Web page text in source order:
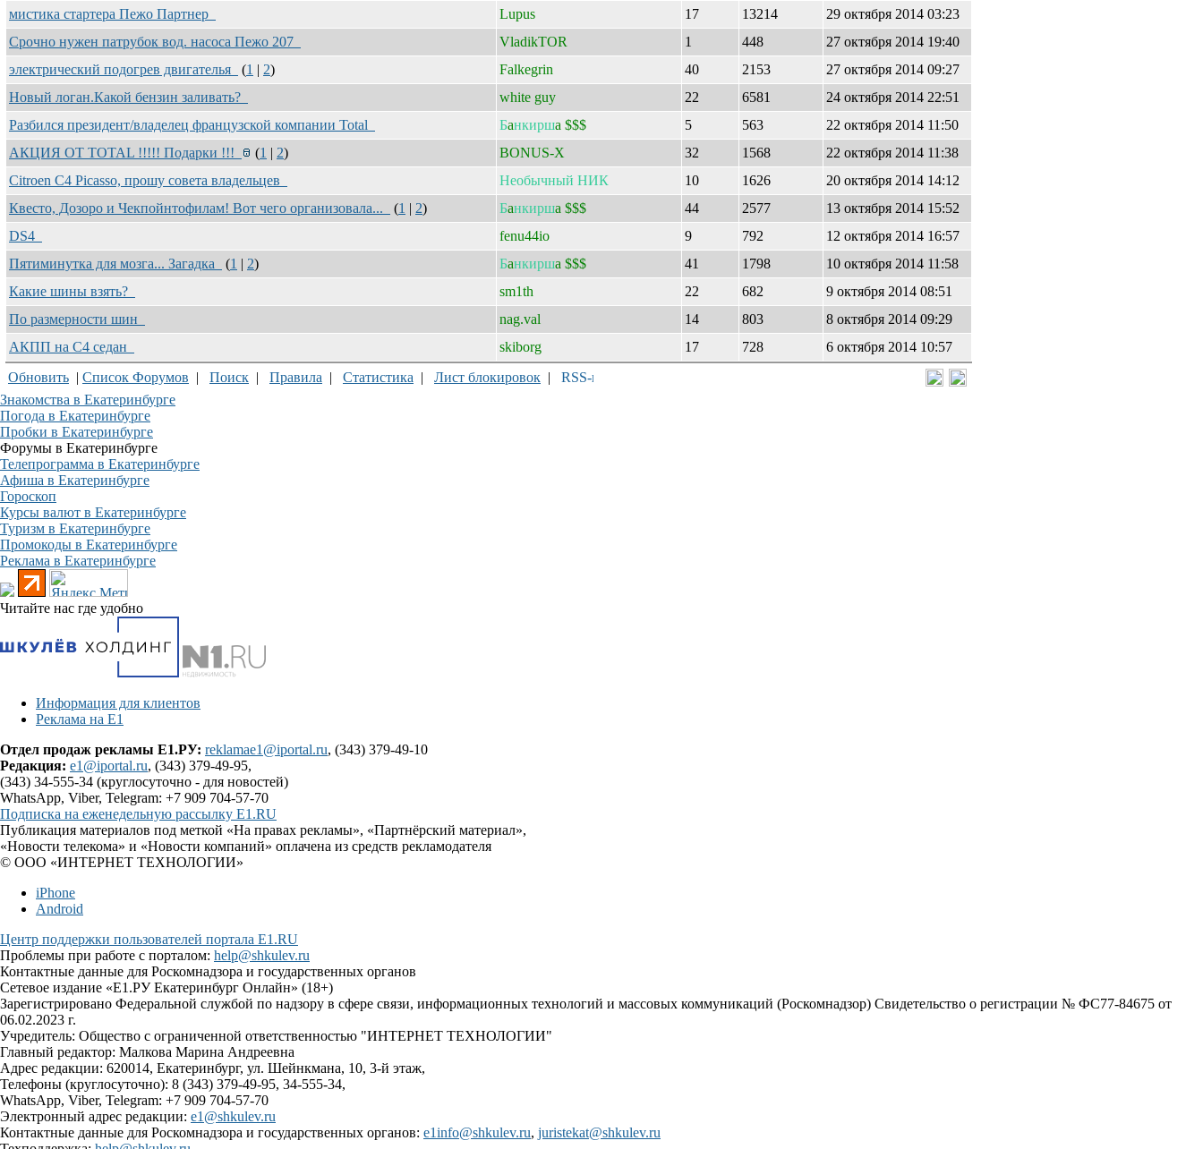
мистика стартера Пежо Партнер
Lupus 17 13214
29 октября 2014 03:23
Срочно нужен патрубок вод. насоса Пежо 207
VladikTOR 1 448
27 октября 2014 19:40
электрический подогрев двигателья
(1 | 2) Falkegrin 40 2153
27 октября 2014 09:27
Новый логан.Какой бензин заливать?
white guy 22 6581
24 октября 2014 22:51
Разбился президент/владелец французской компании Total
Бaнкиршa $$$ 5 563
22 октября 2014 11:50
АКЦИЯ ОТ ТОТАL !!!!! Подарки !!!
(1 | 2) BONUS-X 32 1568
22 октября 2014 11:38
Citroen C4 Picasso, прошу совета владельцев
Необычный НИК 10 1626
20 октября 2014 14:12
Квесто, Дозоро и Чекпойнтофилам! Вот чего организовала...
(1 | 2) Бaнкиршa $$$ 44 2577
13 октября 2014 15:52
DS4
fenu44io 9 792
12 октября 2014 16:57
Пятиминутка для мозга... Загадка
(1 | 2) Бaнкиршa $$$ 41 1798
10 октября 2014 11:58
Какие шины взять?
sm1th 22 682
9 октября 2014 08:51
По размерности шин
nag.val 14 803
8 октября 2014 09:29
АКПП на С4 седан
skiborg 17 728
6 октября 2014 10:57
Обновить | Список Форумов | Поиск | Правила | Статистика | Лист блокировок |
Знакомства в Екатеринбурге
Погода в Екатеринбурге
Пробки в Екатеринбурге
Форумы в Екатеринбурге
Телепрограмма в Екатеринбурге
Афиша в Екатеринбурге
Гороскоп
Курсы валют в Екатеринбурге
Туризм в Екатеринбурге
Промокоды в Екатеринбурге
Реклама в Екатеринбурге
Читайте нас где удобно
Информация для клиентов
Реклама на Е1
Отдел продаж рекламы Е1.РУ: reklamae1@iportal.ru, (343) 379-49-10
Редакция: e1@iportal.ru, (343) 379-49-95,
(343) 34-555-34 (круглосуточно - для новостей)
WhatsApp, Viber, Telegram: +7 909 704-57-70
Подписка на еженедельную рассылку E1.RU
Публикация материалов под меткой «На правах рекламы», «Партнёрский материал»,
«Новости телекома» и «Новости компаний» оплачена из средств рекламодателя
© ООО «ИНТЕРНЕТ ТЕХНОЛОГИИ»
iPhone
Android
Центр поддержки пользователей портала E1.RU
Проблемы при работе с порталом: help@shkulev.ru
Контактные данные для Роскомнадзора и государственных органов
Сетевое издание «Е1.РУ Екатеринбург Онлайн» (18+)
Зарегистрировано Федеральной службой по надзору в сфере связи, информационных технологий и массовых коммуникаций (Роскомнадзор) Свидетельство о регистрации № ФС77-84675 от
06.02.2023 г.
Учредитель: Общество с ограниченной ответственностью "ИНТЕРНЕТ ТЕХНОЛОГИИ"
Главный редактор: Малкова Марина Андреевна
Адрес редакции: 620014, Екатеринбург, ул. Шейнкмана, 10, 3-й этаж,
Телефоны (круглосуточно): 8 (343) 379-49-95, 34-555-34,
WhatsApp, Viber, Telegram: +7 909 704-57-70
Электронный адрес редакции: e1@shkulev.ru
Контактные данные для Роскомнадзора и государственных органов: e1info@shkulev.ru, juristekat@shkulev.ru